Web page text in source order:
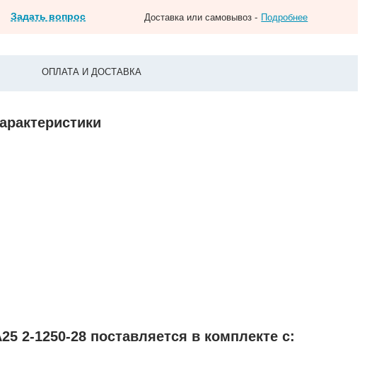
Задать вопрос Доставка или самовывоз - Подробнее
ОПЛАТА И ДОСТАВКА
2-1250-28 поставляется в комплекте с: